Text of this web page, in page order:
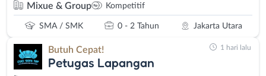
Mixue & Group Kompetitif
SMA / SMK 0 - 2 Tahun Jakarta Utara
Butuh Cepat!
Petugas Lapangan
1 hari lalu